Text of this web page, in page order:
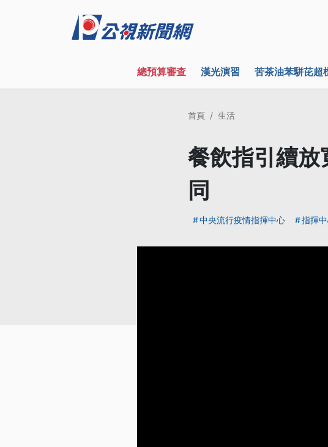
總預算審查 漢光演習 苦茶油苯駢芘超
首頁 生活
餐飲指引續放
同
中央流行疫情指揮中心 指揮